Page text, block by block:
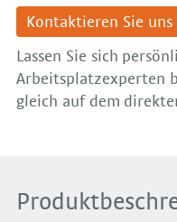
Kontaktieren Sie uns
Lassen Sie sich
Arbeitsplatzexperten
gleich auf dem